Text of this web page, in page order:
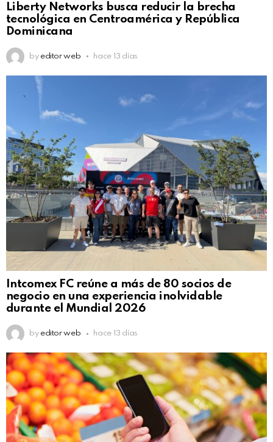
Liberty Networks busca reducir la brecha
tecnológica en Centroamérica y República
Dominicana
by editor web hace 13 días
Intcomex FC reúne a más de 80 socios de
negocio en una experiencia inolvidable
durante el Mundial 2026
by editor web hace 13 días